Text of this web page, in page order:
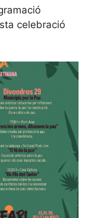
celebració